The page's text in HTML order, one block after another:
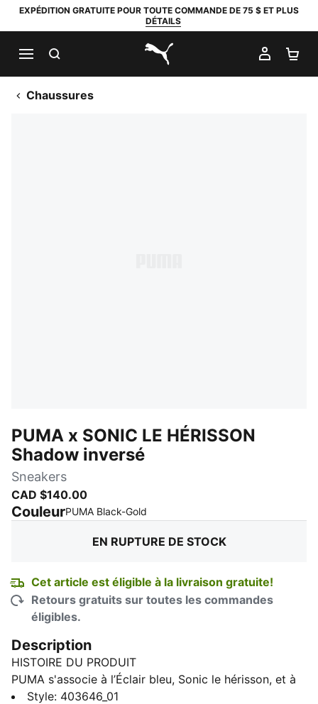
EXPÉDITION GRATUITE POUR TOUTE COMMANDE DE 75 $ ET PLUS
DÉTAILS
PUMA.com
MON
Chaussures
PUMA x SONIC LE HÉRISSON
Shadow inversé
Sneakers
CAD $140.00
CouleurPUMA Black-Gold
EN RUPTURE DE STOCK
Cet article est éligible à la livraison gratuite!
Retours gratuits sur toutes les commandes
éligibles.
Description
HISTOIRE DU PRODUIT
PUMA s'associe à l’Éclair bleu, Sonic le hérisson, et à
ses amis pour une nouvelle collaboration. Inspirée par
Style: 403646_01